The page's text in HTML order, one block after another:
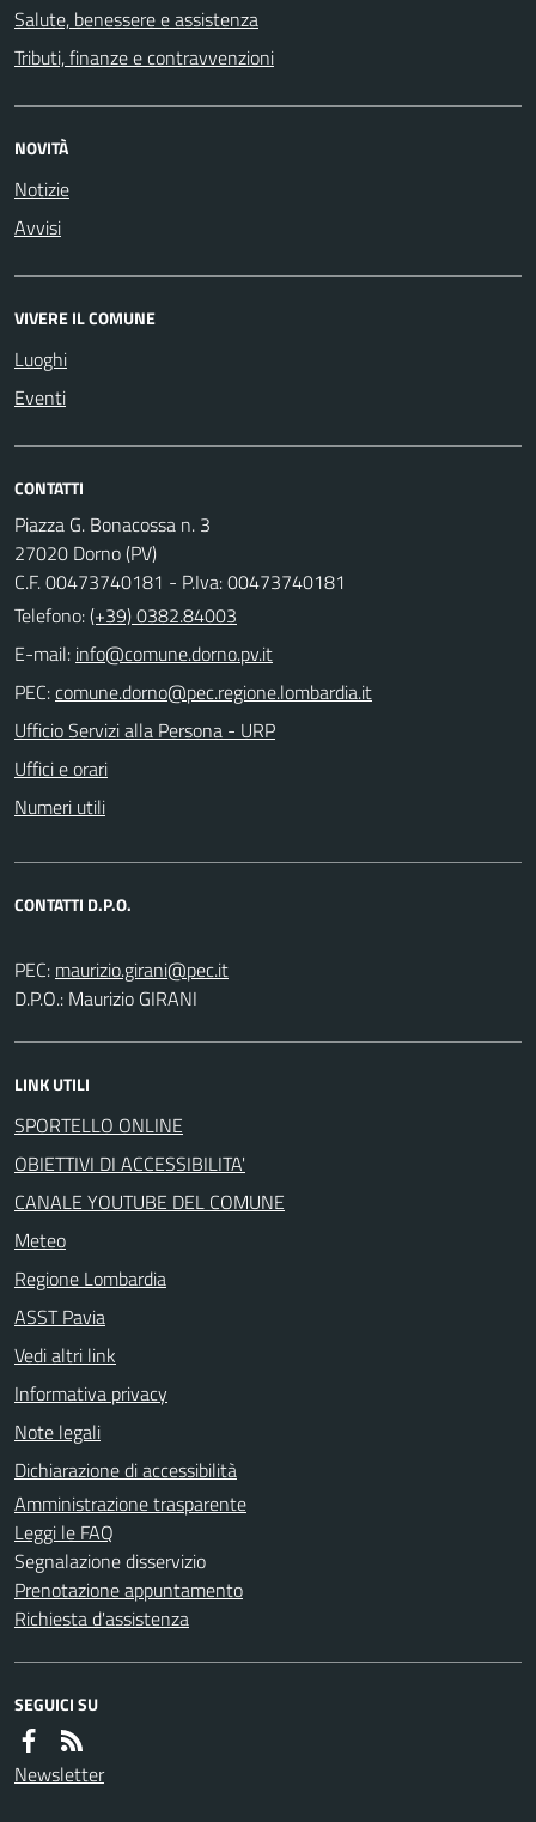
Salute, benessere e assistenza
Tributi, finanze e contravvenzioni
NOVITÀ
Notizie
Avvisi
VIVERE IL COMUNE
Luoghi
Eventi
CONTATTI
Piazza G. Bonacossa n. 3
27020 Dorno (PV)
C.F. 00473740181 - P.Iva: 00473740181
Telefono:(+39) 0382.84003
E-mail:
PEC:
Ufficio Servizi alla Persona - URP
Uffici e orari
Numeri utili
CONTATTI D.P.O.
PEC:
D.P.O.: Maurizio GIRANI
LINK UTILI
SPORTELLO ONLINE
OBIETTIVI DI ACCESSIBILITA'
CANALE YOUTUBE DEL COMUNE
Meteo
Regione Lombardia
ASST Pavia
Vedi altri link
Informativa privacy
Note legali
Dichiarazione di accessibilità
Amministrazione trasparente
Leggi le FAQ
Segnalazione disservizio
Prenotazione appuntamento
Richiesta d'assistenza
SEGUICI SU
Newsletter